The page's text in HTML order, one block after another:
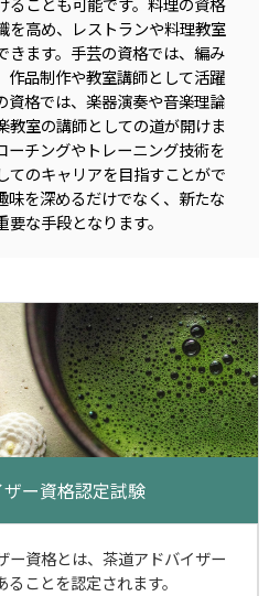
を高め、レストランや料理教室
きます。手芸の資格では、編み
作品制作や教室講師として活躍
資格では、楽器演奏や音楽理論
教室の講師としての道が開けま
ーチングやトレーニング技術を
てのキャリアを目指すことがで
味を深めるだけでなく、新たな
な手段となります。
ー資格認定試験
ー資格とは、茶道アドバイザー
ことを認定されます。